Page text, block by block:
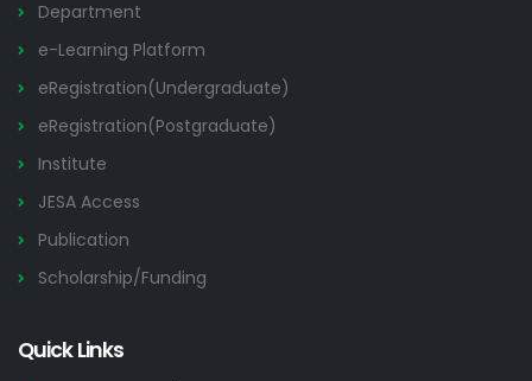
Department
e-Learning Platform
eRegistration(Undergraduate)
eRegistration(Postgraduate)
Institute
JESA Access
Publication
Scholarship/Funding
Quick Links